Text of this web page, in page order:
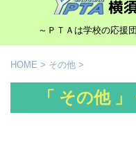
～ＰＴＡは学校の応援
HOME > その他 >
「 その他